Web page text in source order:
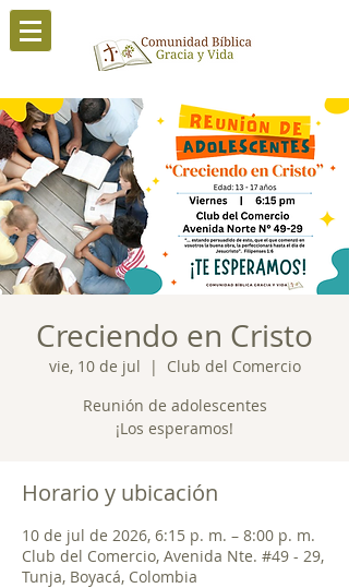
Creciendo en Cristo
vie, 10 de jul
  |
Club del Comercio
Reunión de adolescentes
¡Los esperamos!
Horario y ubicación
10 de jul de 2026, 6:15 p. m. – 8:00 p. m.
Club del Comercio, Avenida Nte. #49 - 29,
Tunja, Boyacá, Colombia